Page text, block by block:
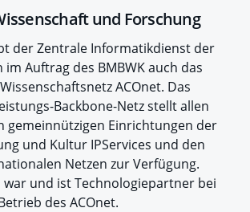
und Forschung
der Zentrale Informatikdienst der
Auftrag des BMBWK auch das
ACOnet. Das
Backbone-Netz stellt allen
gemeinnützigen Einrichtungen der
und Kultur IPServices und den
Netzen zur Verfügung.
war und ist Technologiepartner bei
des ACOnet.